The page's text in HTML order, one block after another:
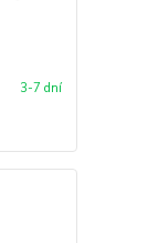
3-7 dní